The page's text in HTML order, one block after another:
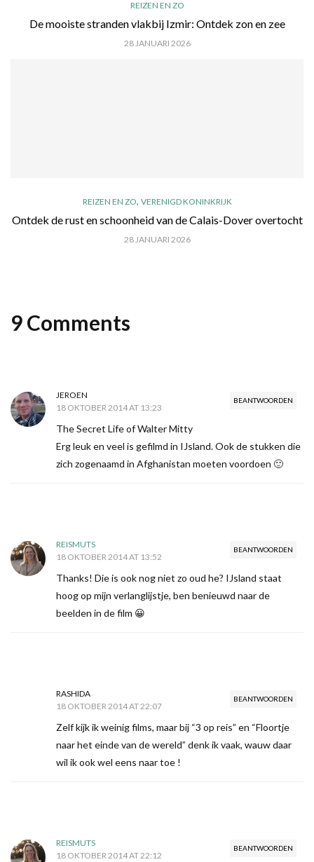
REIZEN EN ZO
De mooiste stranden vlakbij Izmir: Ontdek zon en zee
28 JANUARI 2026
REIZEN EN ZO, VERENIGD KONINKRIJK
Ontdek de rust en schoonheid van de Calais-Dover overtocht
28 JANUARI 2026
9 Comments
BEANTWOORDEN
JEROEN
18 OKTOBER 2014 AT 13:23
The Secret Life of Walter Mitty
Erg leuk en veel is gefilmd in IJsland. Ook de stukken die
zich zogenaamd in Afghanistan moeten voordoen 🙂
BEANTWOORDEN
REISMUTS
18 OKTOBER 2014 AT 13:52
Thanks! Die is ook nog niet zo oud he? IJsland staat
hoog op mijn verlanglijstje, ben benieuwd naar de
beelden in de film 😀
BEANTWOORDEN
RASHIDA
18 OKTOBER 2014 AT 22:07
Zelf kijk ik weinig films, maar bij “3 op reis” en “Floortje
naar het einde van de wereld” denk ik vaak, wauw daar
wil ik ook wel eens naar toe !
BEANTWOORDEN
REISMUTS
18 OKTOBER 2014 AT 22:12